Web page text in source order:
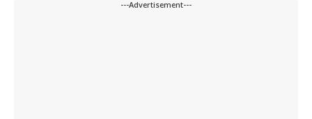
---Advertisement---